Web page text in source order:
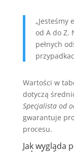
od A do Z.
pełnych
Wartości w
dotyczą
Specjalista od
gwarantuje
procesu.
Jak wygląda